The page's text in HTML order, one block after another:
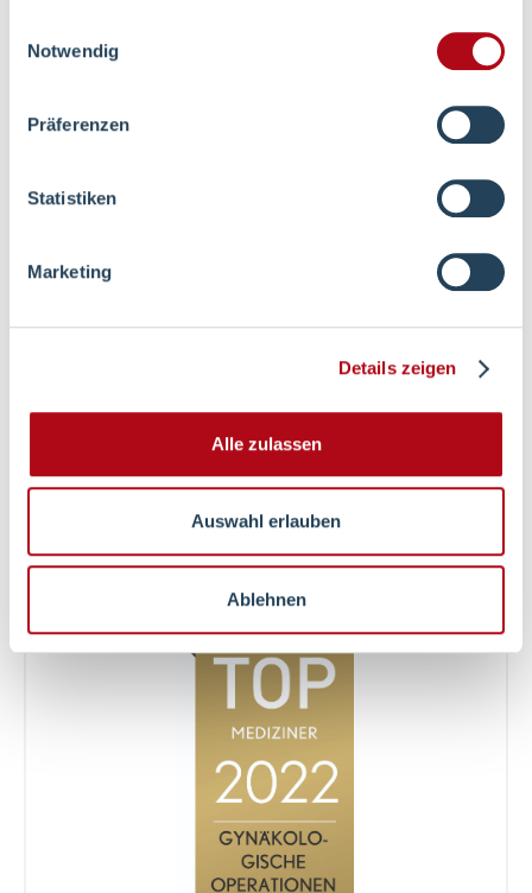
Notwendig
Präferenzen
Statistiken
Marketing
Details zeigen
Alle zulassen
Auswahl erlauben
Ablehnen